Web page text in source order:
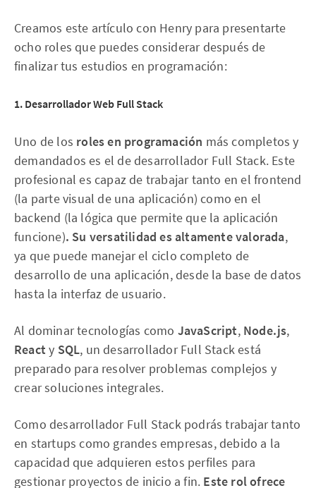
Creamos este artículo con Henry para presentarte
ocho roles que puedes considerar después de
finalizar tus estudios en programación:
1. Desarrollador Web Full Stack
Uno de los roles en programación más completos y
demandados es el de desarrollador Full Stack. Este
profesional es capaz de trabajar tanto en el frontend
(la parte visual de una aplicación) como en el
backend (la lógica que permite que la aplicación
funcione). Su versatilidad es altamente valorada,
ya que puede manejar el ciclo completo de
desarrollo de una aplicación, desde la base de datos
hasta la interfaz de usuario.
Al dominar tecnologías como JavaScript, Node.js,
Reacty SQL, un desarrollador Full Stack está
preparado para resolver problemas complejos y
crear soluciones integrales.
Como desarrollador Full Stack podrás trabajar tanto
en startups como grandes empresas, debido a la
capacidad que adquieren estos perfiles para
gestionar proyectos de inicio a fin. Este rol ofrece